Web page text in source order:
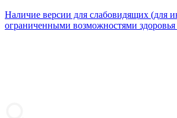
Наличие версии для слабовидящих (для
ограниченными возможностями